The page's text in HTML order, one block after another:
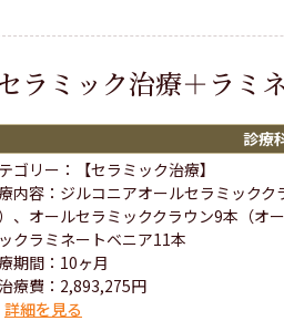
ラミック治療＋ラミ
診療
ゴリー：【セラミック治療】
内容：ジルコニアオールセラミック
、オールセラミッククラウン9本（オ
クラミネートベニア11本
期間：10ヶ月
療費：2,893,275円
詳細を見る